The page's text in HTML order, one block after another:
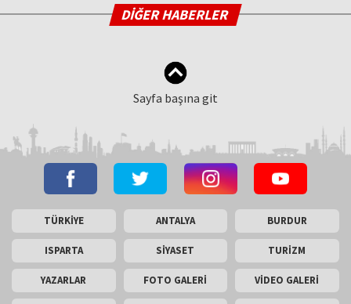
DİĞER HABERLER
Sayfa başına git
TÜRKİYE ANTALYA BURDUR
ISPARTA SİYASET TURİZM
YAZARLAR FOTO GALERİ VİDEO GALERİ